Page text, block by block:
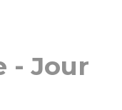
- Jour